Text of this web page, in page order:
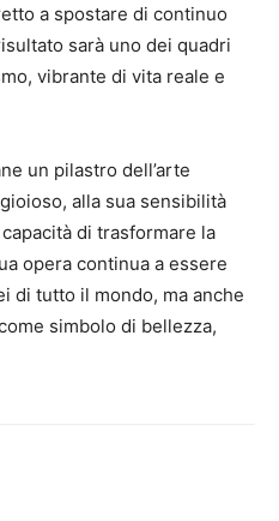
a spostare di continuo
sarà uno dei quadri
vibrante di vita reale e
un pilastro dell’arte
alla sua sensibilità
di trasformare la
opera continua a essere
di tutto il mondo, ma anche
simbolo di bellezza,